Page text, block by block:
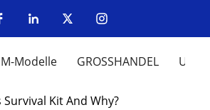
Modelle GROSSHANDEL UM
Kit And Why?